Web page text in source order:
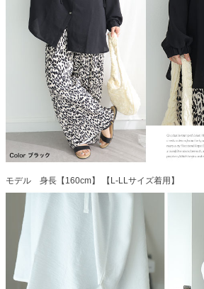
モデル 身長【160cm】 【L-LLサイズ着用】